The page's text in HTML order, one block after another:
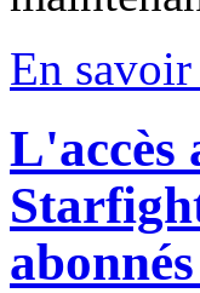
En
L'accès